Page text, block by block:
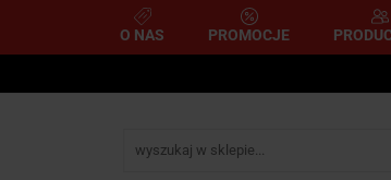
O NAS PROMOCJE
Narzędzia pomiarowe Narzędzia